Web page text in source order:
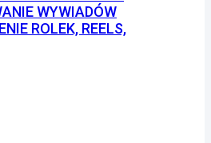
WYWIADÓW
ROLEK, REELS,